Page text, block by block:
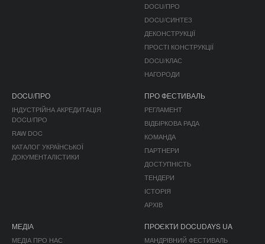
DOCU/ПРО
DOCU/СИНТЕЗ
ДЕКОНСТРУКЦІЇ
ПРОСТІ КОНСТРУКЦІЇ
DOCU/КЛАС
НАГОРОДИ
DOCU/ПРО
ІНДУСТРІЙНА АКРЕДИТАЦІЯ
DOCU/ПРО
RAW DOC
КАТАЛОГ УКРАЇНСЬКОЇ
ДОКУМЕНТАЛІСТИКИ
ПРО ФЕСТИВАЛЬ
РЕГЛАМЕНТ
ВІДБІРКОВА РАДА
КОМАНДА
ПАРТНЕРИ
ДОСТУПНІСТЬ
ТЕНДЕРИ
ІСТОРІЯ
АРХІВ
МЕДІА
МЕДІА ПРО НАС
ПРОЄКТИ DOCUDAYS UA
МАНДРІВНИЙ ФЕСТИВАЛЬ